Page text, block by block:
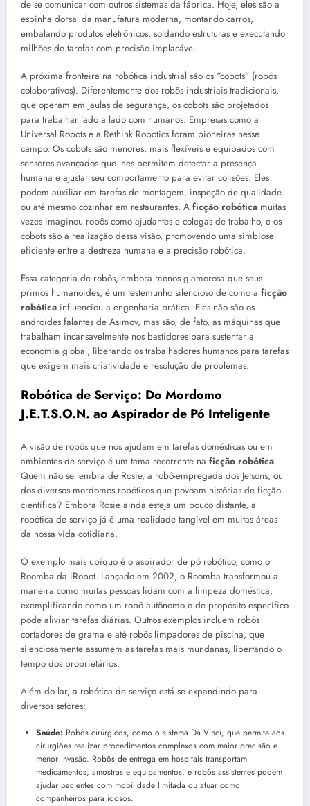
de se comunicar com outros sistemas da fábrica. Hoje, eles são a
espinha dorsal da manufatura moderna, montando carros,
embalando produtos eletrônicos, soldando estruturas e executando
milhões de tarefas com precisão implacável.
A próxima fronteira na robótica industrial são os “cobots” (robôs
colaborativos). Diferentemente dos robôs industriais tradicionais,
que operam em jaulas de segurança, os cobots são projetados
para trabalhar lado a lado com humanos. Empresas como a
Universal Robots e a Rethink Robotics foram pioneiras nesse
campo. Os cobots são menores, mais flexíveis e equipados com
sensores avançados que lhes permitem detectar a presença
humana e ajustar seu comportamento para evitar colisões. Eles
podem auxiliar em tarefas de montagem, inspeção de qualidade
ou até mesmo cozinhar em restaurantes. A ficção robótica muitas
vezes imaginou robôs como ajudantes e colegas de trabalho, e os
cobots são a realização dessa visão, promovendo uma simbiose
eficiente entre a destreza humana e a precisão robótica.
Essa categoria de robôs, embora menos glamorosa que seus
primos humanoides, é um testemunho silencioso de como a ficção
robótica influenciou a engenharia prática. Eles não são os
androides falantes de Asimov, mas são, de fato, as máquinas que
trabalham incansavelmente nos bastidores para sustentar a
economia global, liberando os trabalhadores humanos para tarefas
que exigem mais criatividade e resolução de problemas.
Robótica de Serviço: Do Mordomo
J.E.T.S.O.N. ao Aspirador de Pó Inteligente
A visão de robôs que nos ajudam em tarefas domésticas ou em
ambientes de serviço é um tema recorrente na ficção robótica.
Quem não se lembra de Rosie, a robô-empregada dos Jetsons, ou
dos diversos mordomos robóticos que povoam histórias de ficção
científica? Embora Rosie ainda esteja um pouco distante, a
robótica de serviço já é uma realidade tangível em muitas áreas
da nossa vida cotidiana.
O exemplo mais ubíquo é o aspirador de pó robótico, como o
Roomba da iRobot. Lançado em 2002, o Roomba transformou a
maneira como muitas pessoas lidam com a limpeza doméstica,
exemplificando como um robô autônomo e de propósito específico
pode aliviar tarefas diárias. Outros exemplos incluem robôs
cortadores de grama e até robôs limpadores de piscina, que
silenciosamente assumem as tarefas mais mundanas, libertando o
tempo dos proprietários.
Além do lar, a robótica de serviço está se expandindo para
diversos setores:
Saúde: Robôs cirúrgicos, como o sistema Da Vinci, que permite aos
cirurgiões realizar procedimentos complexos com maior precisão e
menor invasão. Robôs de entrega em hospitais transportam
medicamentos, amostras e equipamentos, e robôs assistentes podem
ajudar pacientes com mobilidade limitada ou atuar como
companheiros para idosos.